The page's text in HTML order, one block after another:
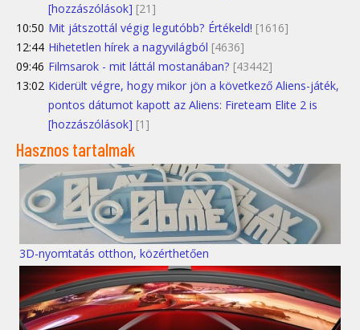
[hozzászólások] [21]
10:50 Mit játszottál végig legutóbb? Értékeld! [1616]
12:44 Hihetetlen hírek a nagyvilágból [4636]
09:46 Filmsarok - mit láttál mostanában? [43442]
13:02 Kiderült végre, hogy mikor jön a következő Aliens-játék,
pontos dátumot kapott az Aliens: Fireteam Elite 2 is
[hozzászólások] [1]
Hasznos tartalmak
3D-nyomtatás otthon, közérthetően